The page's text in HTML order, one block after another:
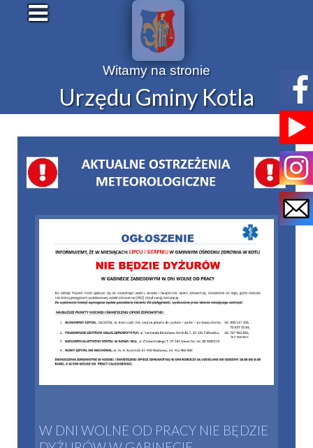
Witamy na stronie
Urzędu Gminy Kotla
W DNI WOLNE OD PRACY NIE BĘDZIE